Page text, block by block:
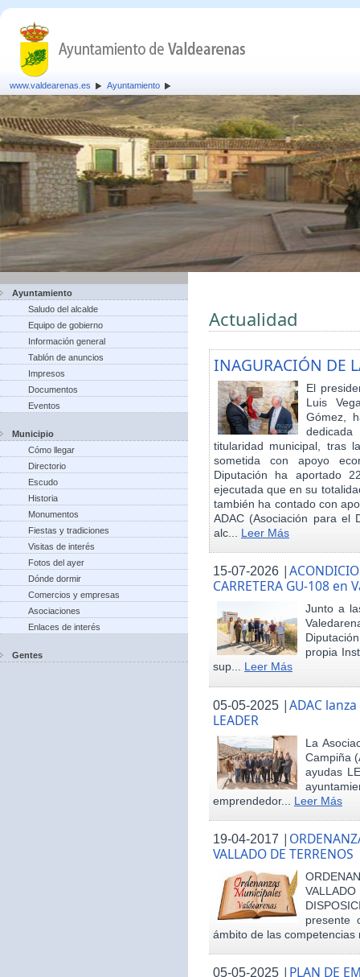
www.valdearenas.es Ayuntamiento
Ayuntamiento
Saludo del alcalde
Equipo de gobierno
Información general
Tablón de anuncios
Impresos
Documentos
Eventos
Municipio
Cómo llegar
Directorio
Escudo
Historia
Monumentos
Fiestas y tradiciones
Visitas de interés
Fotos del ayer
Dónde dormir
Comercios y empresas
Asociaciones
Enlaces de interés
Gentes
Actualidad
INAGURACIÓN DE
El
Luis
Gómez,
titularidad municipal, tras
sometida con apoyo
Diputación ha aportado
ejecutada que en su
también ha contado con
ADAC (Asociación para el
alc... Leer Más
15-07-2026 |
CARRETERA GU-108 en
Junto a
propia
sup... Leer Más
05-05-2025 |ADAC
LEADER
La
Campiña
ayudas
emprendedor... Leer Más
19-04-2017 |
VALLADO DE TERRENOS
presente
ámbito de las
05-05-2025 | PLAN DE